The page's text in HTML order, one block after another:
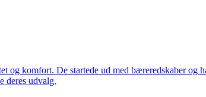
komfort. De startede ud med bæreredskaber og
deres udvalg.